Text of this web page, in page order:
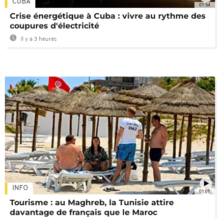
01:54
CUBA
Crise énergétique à Cuba : vivre au rythme des
coupures d'électricité
Il y a 3 heures
01:01
INFO
Tourisme : au Maghreb, la Tunisie attire
davantage de français que le Maroc